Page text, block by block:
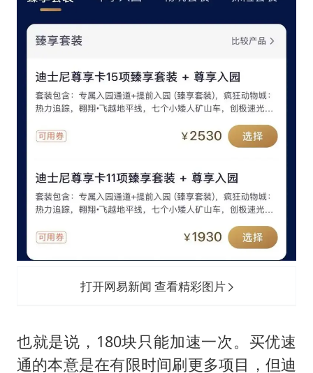
打开网易新闻 查看精彩图片
也就是说，180块只能加速一次。买优速
通的本意是在有限时间刷更多项目，但迪